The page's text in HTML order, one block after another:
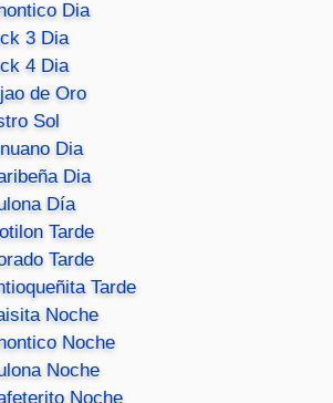
Dia
3 Dia
4 Dia
de Oro
Sol
Dia
Dia
Día
Tarde
Tarde
Tarde
Noche
Noche
Noche
Noche